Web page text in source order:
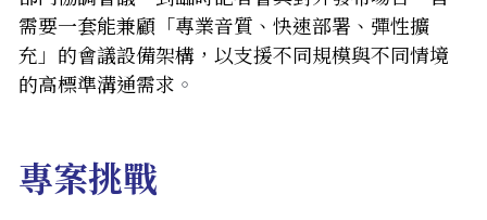
需要一套能兼顧「專業音質、快速部署、彈性擴
充」的會議設備架構，以支援不同規模與不同情境
的高標準溝通需求 。
專案挑戰